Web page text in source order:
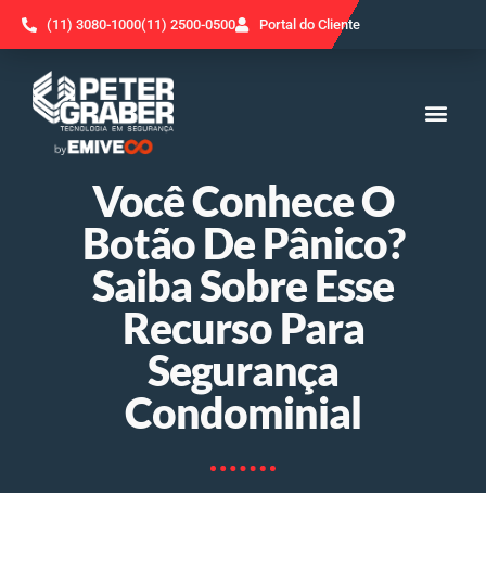
(11) 3080-1000(11) 2500-0500 Portal do Cliente
Você Conhece O
Botão De Pânico?
Saiba Sobre Esse
Recurso Para
Segurança
Condominial